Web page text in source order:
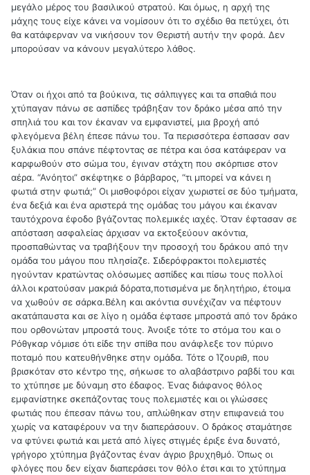
μεγάλο μέρος του βασιλικού στρατού. Και όμως, η αρχή της
μάχης τους είχε κάνει να νομίσουν ότι το σχέδιο θα πετύχει, ότι
θα κατάφερναν να νικήσουν τον Θεριστή αυτήν την φορά. Δεν
μπορούσαν να κάνουν μεγαλύτερο λάθος.
Όταν οι ήχοι από τα βούκινα, τις σάλπιγγες και τα σπαθιά που
χτύπαγαν πάνω σε ασπίδες τράβηξαν τον δράκο μέσα από την
σπηλιά του και τον έκαναν να εμφανιστεί, μια βροχή από
φλεγόμενα βέλη έπεσε πάνω του. Τα περισσότερα έσπασαν σαν
ξυλάκια που σπάνε πέφτοντας σε πέτρα και όσα κατάφεραν να
καρφωθούν στο σώμα του, έγιναν στάχτη που σκόρπισε στον
αέρα. “Ανόητοι” σκέφτηκε ο βάρβαρος, “τι μπορεί να κάνει η
φωτιά στην φωτιά;” Οι μισθοφόροι είχαν χωριστεί σε δύο τμήματα,
ένα δεξιά και ένα αριστερά της ομάδας του μάγου και έκαναν
ταυτόχρονα έφοδο βγάζοντας πολεμικές ιαχές. Όταν έφτασαν σε
απόσταση ασφαλείας άρχισαν να εκτοξεύουν ακόντια,
προσπαθώντας να τραβήξουν την προσοχή του δράκου από την
ομάδα του μάγου που πλησίαζε. Σιδερόφρακτοι πολεμιστές
ηγούνταν κρατώντας ολόσωμες ασπίδες και πίσω τους πολλοί
άλλοι κρατούσαν μακριά δόρατα,ποτισμένα με δηλητήριο, έτοιμα
να χωθούν σε σάρκα.Βέλη και ακόντια συνέχιζαν να πέφτουν
ακατάπαυστα και σε λίγο η ομάδα έφτασε μπροστά από τον δράκο
που ορθονώταν μπροστά τους. Άνοιξε τότε το στόμα του και ο
Ρόθγκαρ νόμισε ότι είδε την σπίθα που ανάφλεξε τον πύρινο
ποταμό που κατευθήνθηκε στην ομάδα. Τότε ο Ίζουριθ, που
βρισκόταν στο κέντρο της, σήκωσε το αλαβάστρινο ραβδί του και
το χτύπησε με δύναμη στο έδαφος. Ένας διάφανος θόλος
εμφανίστηκε σκεπάζοντας τους πολεμιστές και οι γλώσσες
φωτιάς που έπεσαν πάνω του, απλώθηκαν στην επιφανειά του
χωρίς να καταφέρουν να την διαπεράσουν. Ο δράκος σταμάτησε
να φτύνει φωτιά και μετά από λίγες στιγμές έριξε ένα δυνατό,
γρήγορο χτύπημα βγάζοντας έναν άγριο βρυχηθμό. Όπως οι
φλόγες που δεν είχαν διαπεράσει τον θόλο έτσι και το χτύπημα